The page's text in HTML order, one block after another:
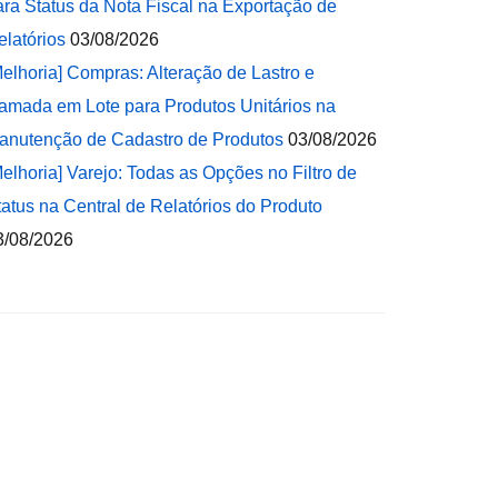
Status da Nota Fiscal na Exportação de
03/08/2026
Compras: Alteração de Lastro e
em Lote para Produtos Unitários na
de Cadastro de Produtos 03/08/2026
Varejo: Todas as Opções no Filtro de
na Central de Relatórios do Produto
08/2026